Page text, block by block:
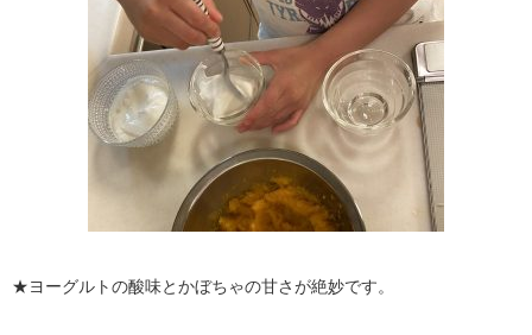
★ヨーグルトの酸味とかぼちゃの甘さが絶妙です。